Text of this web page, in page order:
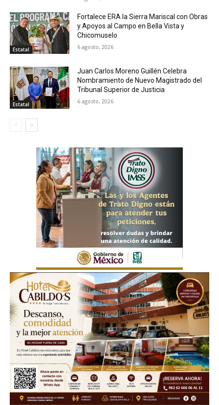
Estatal
Fortalece ERA la Sierra Mariscal con Obras
y Apoyos al Campo en Bella Vista y
Chicomuselo
6 agosto, 2026
Estatal
Juan Carlos Moreno Guillén Celebra
Nombramiento de Nuevo Magistrado del
Tribunal Superior de Justicia
6 agosto, 2026